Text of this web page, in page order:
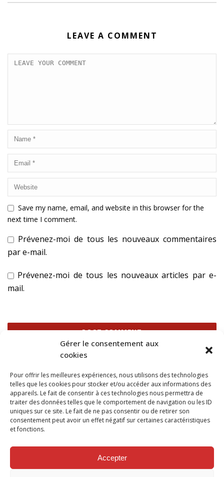
Gérer le consentement aux
cookies
Pour offrir les meilleures expériences, nous utilisons des technologies
telles que les cookies pour stocker et/ou accéder aux informations des
appareils. Le fait de consentir à ces technologies nous permettra de
traiter des données telles que le comportement de navigation ou les ID
uniques sur ce site. Le fait de ne pas consentir ou de retirer son
consentement peut avoir un effet négatif sur certaines caractéristiques
et fonctions.
Accepter
LEAVE A COMMENT
Save my name, email, and website in this browser for the
next time I comment.
Prévenez-moi de tous les nouveaux commentaires
par e-mail.
Prévenez-moi de tous les nouveaux articles par e-
mail.
savoir plus sur la façon dont les données de vos
commentaires sont traitées.